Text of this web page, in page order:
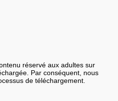
réservé aux adultes sur
Par conséquent, nous
de téléchargement.